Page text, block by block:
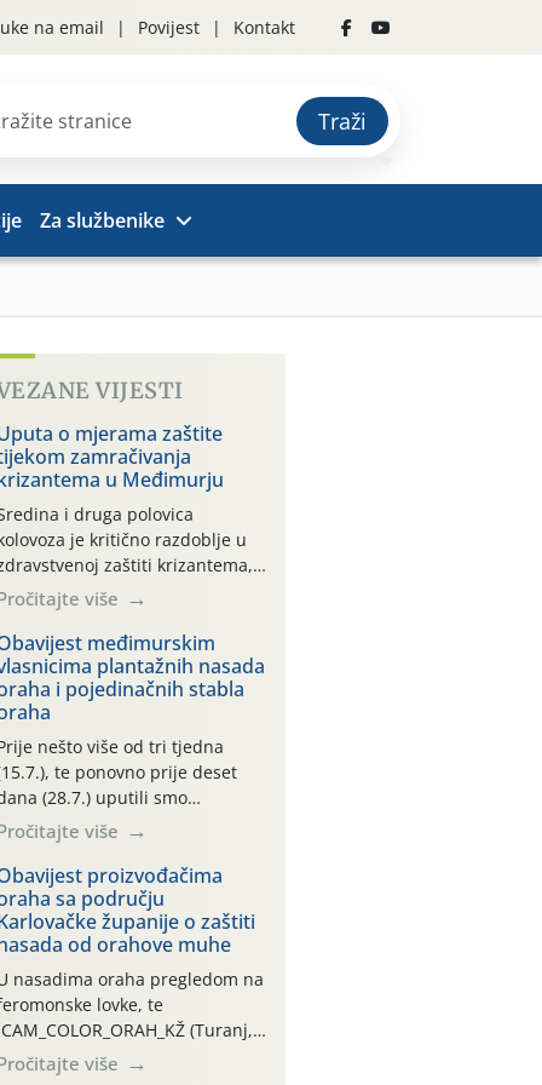
na email Povijest Kontakt
Traži
Za službenike
VIJESTI
o mjerama zaštite
zamračivanja
u Međimurju
i druga polovica
je kritično razdoblje u
zaštiti krizantema,
prije zamračivanja u proteklom
smo mjesecu tri puta upućivali
o preventivnim
zaštite krizantema od
uzročnika bolesti,
i fito-fagnih grinja (23.7.,
06.7.)! Na početku ovog
je zabilježeno je
i ekstremno vruće
razdoblje, uz
temperature […]
više
međimurskim
plantažnih nasada
i pojedinačnih stabla
nešto više od tri tjedna
te ponovno prije deset
(28.7.) uputili smo
vlasnicima plantažnih
nasada oraha i pojedinačnih
o početku leta i
potrebi usmjerenog
orahove muhe
completa)! Već
dana traje drugi
“toplinski udar”, koji
naročito izražen zadnja šest
(31.7.-05.8.), jer najviše
zraka svakodnevno
više
proizvođačima
sa području
županije o zaštiti
od orahove muhe
nasadima oraha pregledom na
lovke, te
CAM_COLOR_ORAH_KŽ (Turanj,
zabilježena je mala
više